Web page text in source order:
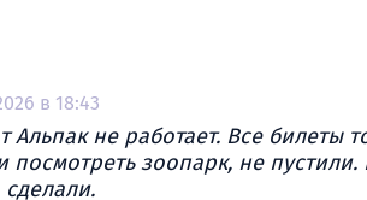
в 18:43
Альпак не работает. Все билеты
посмотреть зоопарк, не
сделали.